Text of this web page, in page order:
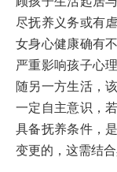
尽抚养义务或有
女身心健康确有
严重影响孩子心
随另一方生活，
一定自主意识，
具备抚养条件，
变更的，这需结